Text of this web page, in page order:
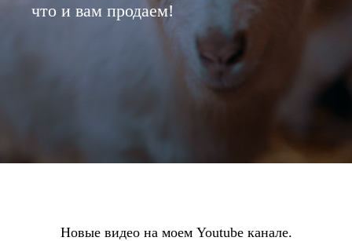
что и вам продаем!
Новые видео на моем Youtube канале.